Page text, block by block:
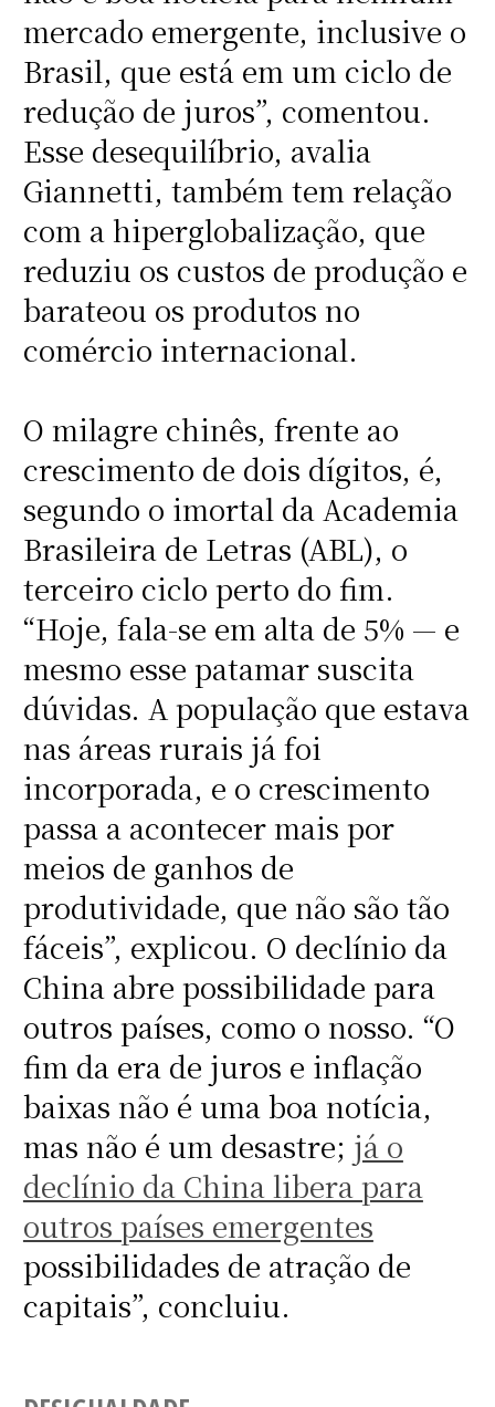
mercado emergente, inclusive o
Brasil, que está em um ciclo de
redução de juros”, comentou.
Esse desequilíbrio, avalia
Giannetti, também tem relação
com a hiperglobalização, que
reduziu os custos de produção e
barateou os produtos no
comércio internacional.
O milagre chinês, frente ao
crescimento de dois dígitos, é,
segundo o imortal da Academia
Brasileira de Letras (ABL), o
terceiro ciclo perto do fim.
“Hoje, fala-se em alta de 5% — e
mesmo esse patamar suscita
dúvidas. A população que estava
nas áreas rurais já foi
incorporada, e o crescimento
passa a acontecer mais por
meios de ganhos de
produtividade, que não são tão
fáceis”, explicou. O declínio da
China abre possibilidade para
outros países, como o nosso. “O
fim da era de juros e inflação
baixas não é uma boa notícia,
mas não é um desastre; já o
declínio da China libera para
outros países emergentes
possibilidades de atração de
capitais”, concluiu.